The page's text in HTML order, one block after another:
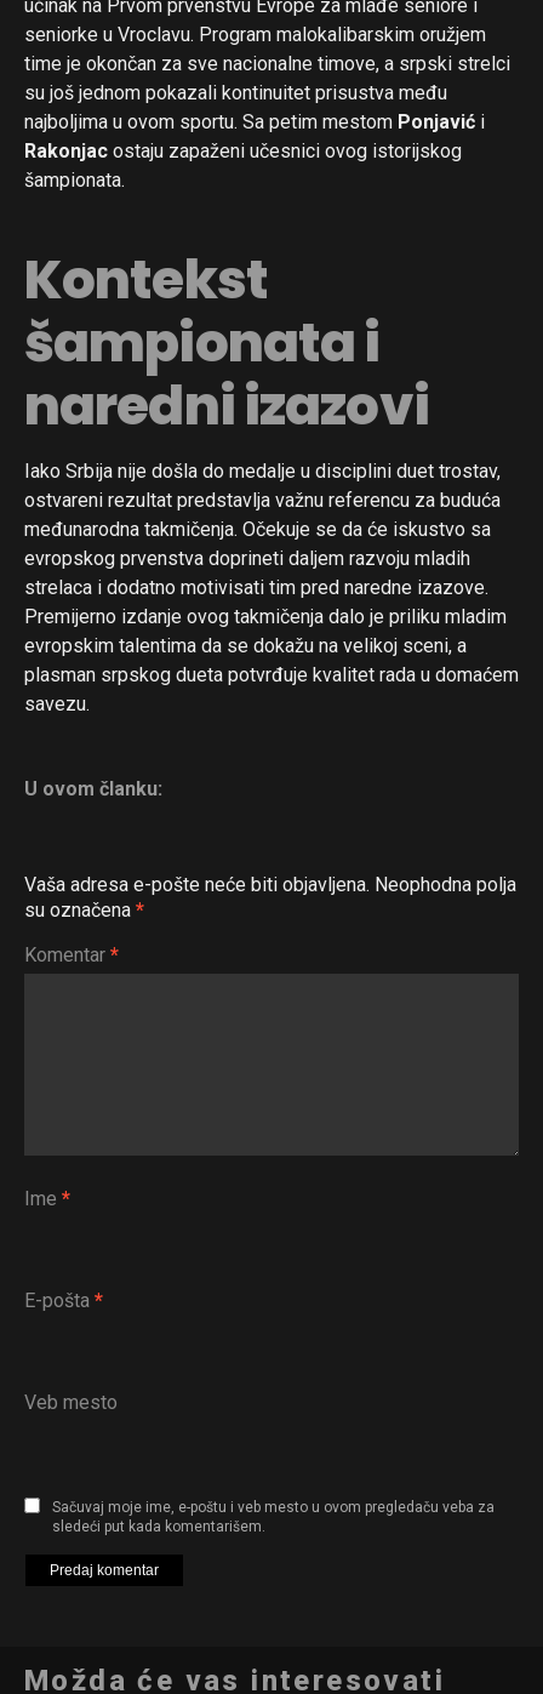
učinak na Prvom prvenstvu Evrope za mlađe seniore i
seniorke u Vroclavu. Program malokalibarskim oružjem
time je okončan za sve nacionalne timove, a srpski strelci
su još jednom pokazali kontinuitet prisustva među
najboljima u ovom sportu. Sa petim mestom Ponjavić i
Rakonjac ostaju zapaženi učesnici ovog istorijskog
šampionata.
Kontekst
šampionata i
naredni izazovi
Iako Srbija nije došla do medalje u disciplini duet trostav,
ostvareni rezultat predstavlja važnu referencu za buduća
međunarodna takmičenja. Očekuje se da će iskustvo sa
evropskog prvenstva doprineti daljem razvoju mladih
strelaca i dodatno motivisati tim pred naredne izazove.
Premijerno izdanje ovog takmičenja dalo je priliku mladim
evropskim talentima da se dokažu na velikoj sceni, a
plasman srpskog dueta potvrđuje kvalitet rada u domaćem
savezu.
U ovom članku:
Vaša adresa e-pošte neće biti objavljena. Neophodna polja
su označena *
Komentar *
Ime *
E-pošta *
Veb mesto
Sačuvaj moje ime, e-poštu i veb mesto u ovom pregledaču veba za
sledeći put kada komentarišem.
Možda će vas interesovati
Flipboard
Reddit
Pinterest
Email